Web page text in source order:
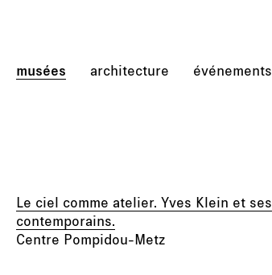
musées architecture événements
Le ciel comme atelier. Yves Klein et ses
contemporains.
Centre Pompidou-Metz